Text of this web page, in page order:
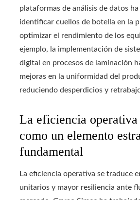
plataformas de análisis de datos
identificar cuellos de botella en la
optimizar el rendimiento de los
ejemplo, la implementación de
digital en procesos de laminación
mejoras en la uniformidad del
reduciendo desperdicios y
La eficiencia operativa
como un elemento
fundamental
La eficiencia operativa se traduce
unitarios y mayor resiliencia ante